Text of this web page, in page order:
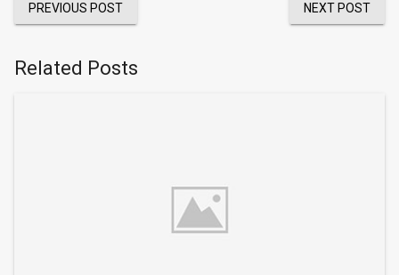
PREVIOUS POST NEXT POST
Related Posts